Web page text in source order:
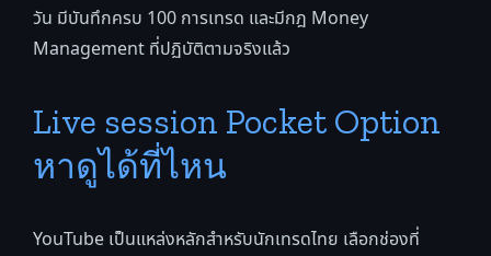
วัน มีบันทึกครบ 100 การเทรด และมีกฎ Money
Management ที่ปฏิบัติตามจริงแล้ว
Live session Pocket Option
หาดูได้ที่ไหน
YouTube เป็นแหล่งหลักสำหรับนักเทรดไทย เลือกช่องที่